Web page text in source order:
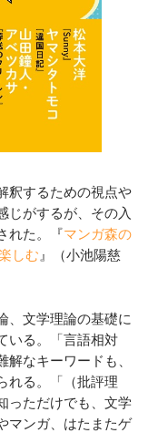
釈するための視点や
じがするが、その入
れた。『マンガ森の
しむ 』（小池陽慈
、文学理論の基礎に
いる。「言語相対
なキーワードも、
れる。「（批評理
っただけでも、文学
マンガ、はたまたゲ